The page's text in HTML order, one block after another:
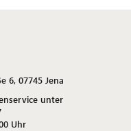
6, 07745 Jena
unter
Uhr